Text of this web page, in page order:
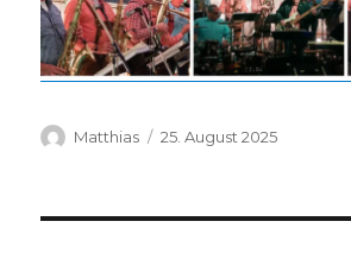
Autor
Matthias
Veröffentlicht
25. August 2025